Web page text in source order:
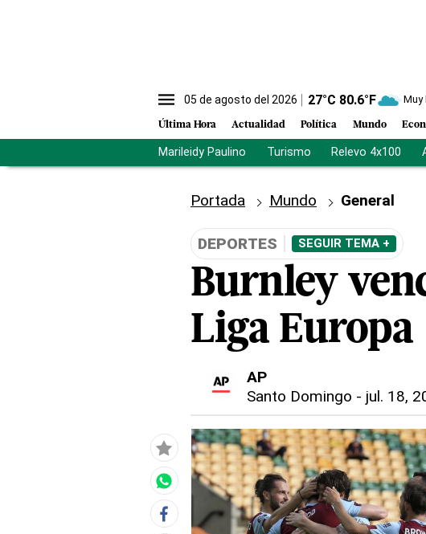
05 de agosto del 2026 27°C 80.6°F Muy
Última Hora Actualidad Política Mundo
Marileidy Paulino Turismo Relevo 4x100
Portada Mundo General
DEPORTES SEGUIR TEMA +
Burnley
Liga Europa
AP
Santo Domingo - jul. 18,